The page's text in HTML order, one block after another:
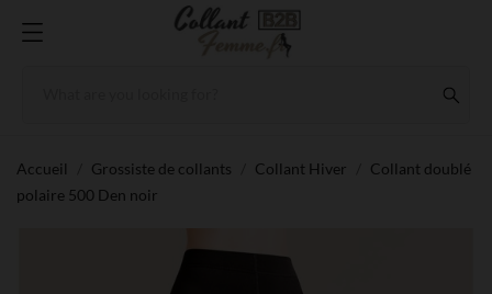
Accueil Grossiste de collants Collant Hiver
Collant doublé
polaire 500 Den noir